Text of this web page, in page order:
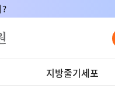
지방줄기세포